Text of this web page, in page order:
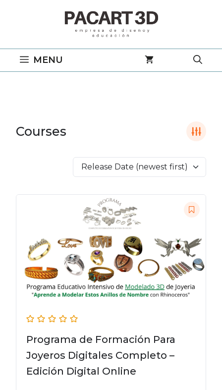
MENU
Courses
Programa de Formación Para
Joyeros Digitales Completo –
Edición Digital Online